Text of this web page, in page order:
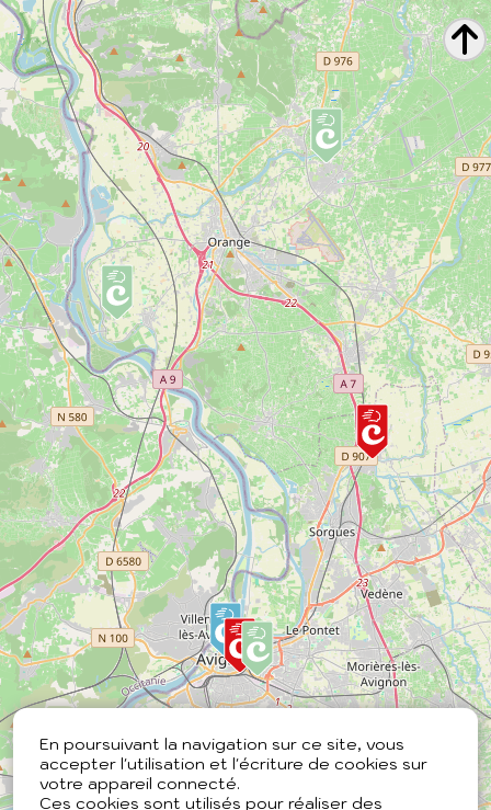
En poursuivant la navigation sur ce site, vous
accepter l'utilisation et l'écriture de cookies sur
votre appareil connecté.
Ces cookies sont utilisés pour réaliser des